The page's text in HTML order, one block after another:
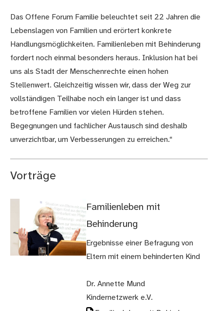
Das Offene Forum Familie beleuchtet seit 22 Jahren die
Lebenslagen von Familien und erörtert konkrete
Handlungsmöglichkeiten. Familienleben mit Behinderung
fordert noch einmal besonders heraus. Inklusion hat bei
uns als Stadt der Menschenrechte einen hohen
Stellenwert. Gleichzeitig wissen wir, dass der Weg zur
vollständigen Teilhabe noch ein langer ist und dass
betroffene Familien vor vielen Hürden stehen.
Begegnungen und fachlicher Austausch sind deshalb
unverzichtbar, um Verbesserungen zu erreichen.“
Vorträge
Familienleben mit
Behinderung
Ergebnisse einer Befragung von
Eltern mit einem behinderten Kind
Dr. Annette Mund
Kindernetzwerk e.V.